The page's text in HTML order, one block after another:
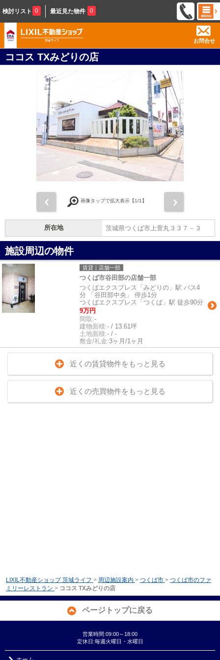
検討リスト 0 最近見た物件 0
お問合せ
ココス TXみどりの店
画像タップで拡大表示【1/1】
所在地 茨城県つくば市上萱丸３３７－３
施設周辺の物件
賃貸｜店舗一部
つくば市谷田部の店舗一部
つくばエクスプレス「みどりの」駅 バス4
分 「谷田部中央」 停歩1分
つくばエクスプレス「つくば」駅 徒歩90分
9万円
間取:-
建物面積:- / 13.61坪
土地面積:- / -
敷金/礼金:3ヶ月/1ヶ月
近くの賃貸物件をもっと見る
近くの売買物件をもっと見る
LIXIL不動産ショップ 茨城ライフ > 周辺施設案内 > つくば市 > つくば市のファ
ミリーレストラン > ココス TXみどりの店
ページトップに戻る
営業時間:09:00～18:00
定休日:毎週火曜日・水曜日